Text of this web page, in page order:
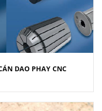
DAO PHAY CNC